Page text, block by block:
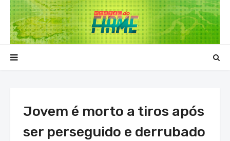
Jovem é morto a tiros após
ser perseguido e derrubado